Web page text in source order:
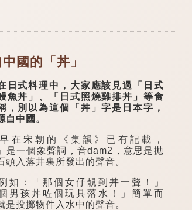
國的「丼」
式料理中，大家應該見過「日式
魚丼」、「日式照燒雞排丼」等食
，別以為這個「丼」字是日本字，
自中國。
宋朝的《集韻》已有記載，
是一個象聲詞，音dam2，意思是拋
頭入落井裏所發出的聲音。
：「那個女仔靚到丼一聲！」
個男孩丼咗個玩具落水！」簡單而
是投擲物件入水中的聲音。